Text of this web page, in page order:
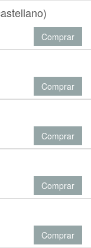
Comprar
Comprar
Comprar
Comprar
Comprar